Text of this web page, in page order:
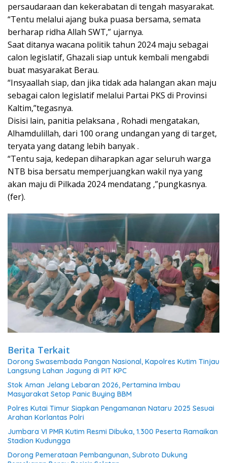
persaudaraan dan kekerabatan di tengah masyarakat.
“Tentu melalui ajang buka puasa bersama, semata
berharap ridha Allah SWT,” ujarnya.
Saat ditanya wacana politik tahun 2024 maju sebagai
calon legislatif, Ghazali siap untuk kembali mengabdi
buat masyarakat Berau.
“Insyaallah siap, dan jika tidak ada halangan akan maju
sebagai calon legislatif melalui Partai PKS di Provinsi
Kaltim,”tegasnya.
Disisi lain, panitia pelaksana , Rohadi mengatakan,
Alhamdulillah, dari 100 orang undangan yang di target,
teryata yang datang lebih banyak .
“Tentu saja, kedepan diharapkan agar seluruh warga
NTB bisa bersatu memperjuangkan wakil nya yang
akan maju di Pilkada 2024 mendatang ,”pungkasnya.
(fer).
Berita Terkait
Dorong Swasembada Pangan Nasional, Kapolres Kutim Tinjau
Langsung Lahan Jagung di PIT KPC
Stok Aman Jelang Lebaran 2026, Pertamina Imbau
Masyarakat Setop Panic Buying BBM
Polres Kutai Timur Siapkan Pengamanan Nataru 2025 Sesuai
Arahan Korlantas Polri
Jumbara VI PMR Kutim Resmi Dibuka, 1.300 Peserta Ramaikan
Stadion Kudungga
Dorong Pemerataan Pembangunan, Subroto Dukung